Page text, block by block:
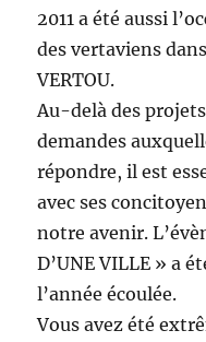
2011 a été aussi
des vertaviens
VERTOU.
Au-delà des
demandes
répondre, il est
avec ses
notre avenir.
D’UNE VILLE » a
l’année écoulée.
Vous avez été